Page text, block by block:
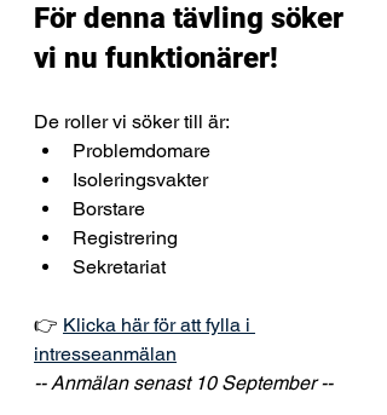
För denna tävling söker
vi nu funktionärer!
De roller vi söker till är:
Problemdomare
Isoleringsvakter
Borstare
Registrering
Sekretariat
👉 Klicka här för att fylla i
intresseanmälan
-- Anmälan senast 10 September --